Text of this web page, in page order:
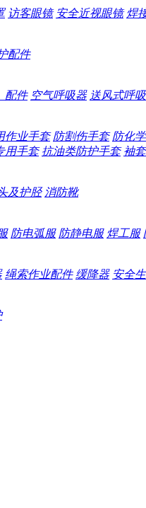
访客眼镜 安全近视眼镜 焊
配件
配件 空气呼吸器 送风式呼
作业手套 防割伤手套 防化
用手套 抗油类防护手套 袖套
及护胫 消防靴
防电弧服 防静电服 焊工服
绳索作业配件 缓降器 安全